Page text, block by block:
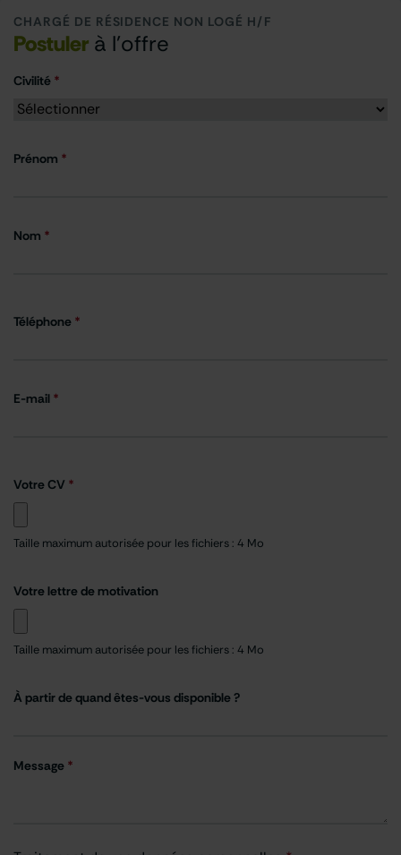
CHARGÉ DE RÉSIDENCE NON LOGÉ H/F
Postuler à l'offre
Civilité *
Prénom *
Nom *
Téléphone *
E-mail *
Votre CV *
Taille maximum autorisée pour les fichiers : 4 Mo
Votre lettre de motivation
Taille maximum autorisée pour les fichiers : 4 Mo
À partir de quand êtes-vous disponible ?
Message *